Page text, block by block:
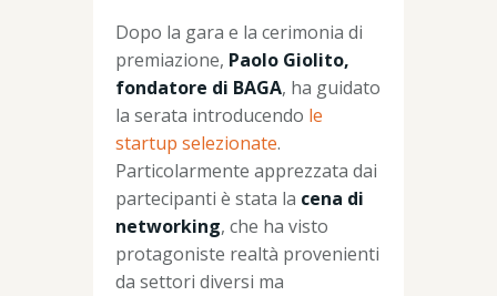
Dopo la gara e la cerimonia di
premiazione, Paolo Giolito,
fondatore di BAGA, ha guidato
la serata introducendo le
startup selezionate.
Particolarmente apprezzata dai
partecipanti è stata la cena di
networking, che ha visto
protagoniste realtà provenienti
da settori diversi ma